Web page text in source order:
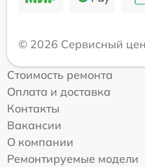
© 2026 Сервисный
Стоимость ремонта
Оплата и доставка
Контакты
Вакансии
О компании
Ремонтируемые модели